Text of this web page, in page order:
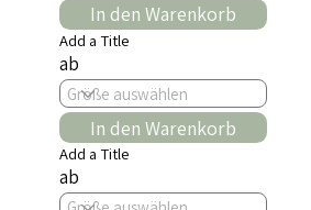
In den Warenkorb
Add a Title
ab
In den Warenkorb
Add a Title
ab